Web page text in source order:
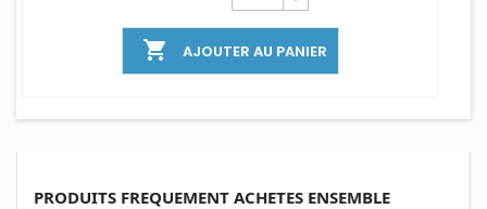
 AJOUTER AU PANIER
PRODUITS FREQUEMENT ACHETES ENSEMBLE